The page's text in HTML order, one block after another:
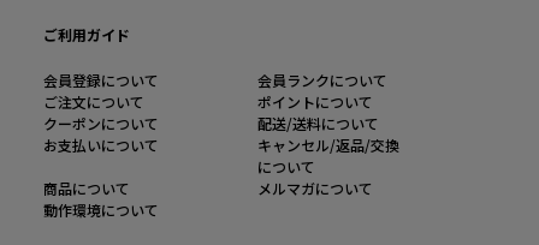
ご利用ガイド
会員登録について
会員ランクについて
ご注文について
ポイントについて
クーポンについて
配送/送料について
お支払いについて
キャンセル/返品/交換
について
商品について
メルマガについて
動作環境について